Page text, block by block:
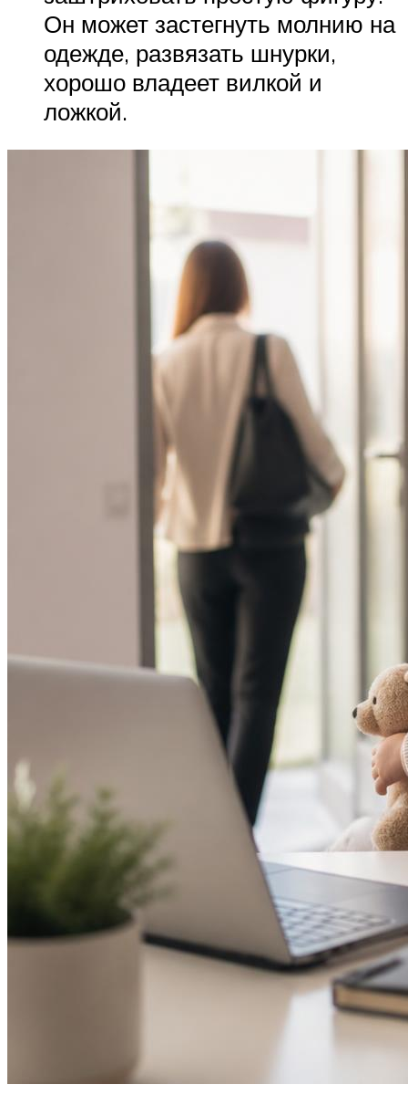
Он может застегнуть молнию на
одежде, развязать шнурки,
хорошо владеет вилкой и
ложкой.